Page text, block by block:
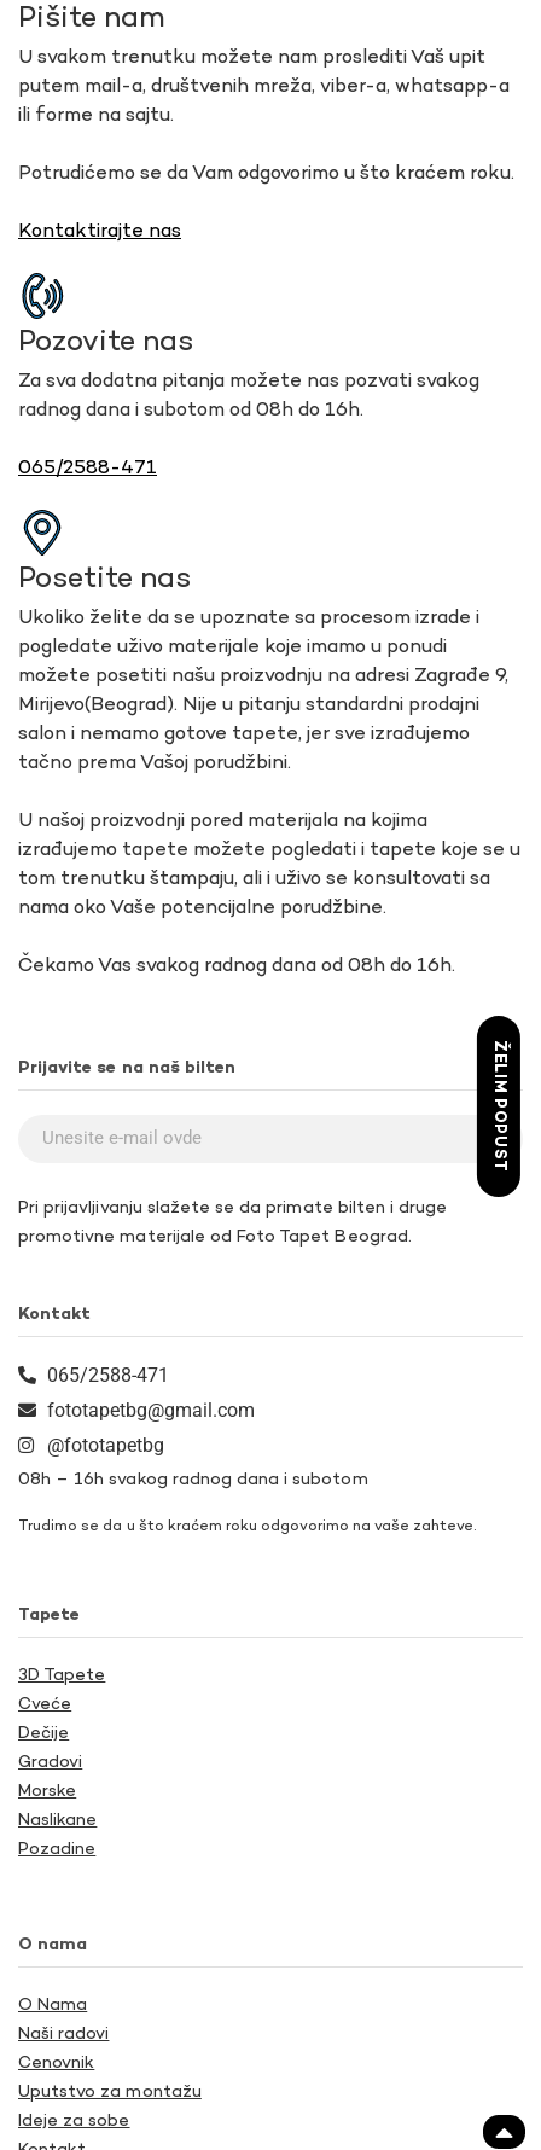
Pišite nam
U svakom trenutku možete nam proslediti Vaš upit
putem mail-a, društvenih mreža, viber-a, whatsapp-a
ili forme na sajtu.
Potrudićemo se da Vam odgovorimo u što kraćem roku.
Kontaktirajte nas
Pozovite nas
Za sva dodatna pitanja možete nas pozvati svakog
radnog dana i subotom od 08h do 16h.
065/2588-471
Posetite nas
Ukoliko želite da se upoznate sa procesom izrade i
pogledate uživo materijale koje imamo u ponudi
možete posetiti našu proizvodnju na adresi Zagrađe 9,
Mirijevo(Beograd). Nije u pitanju standardni prodajni
salon i nemamo gotove tapete, jer sve izrađujemo
tačno prema Vašoj porudžbini.
U našoj proizvodnji pored materijala na kojima
izrađujemo tapete možete pogledati i tapete koje se u
tom trenutku štampaju, ali i uživo se konsultovati sa
nama oko Vaše potencijalne porudžbine.
Čekamo Vas svakog radnog dana od 08h do 16h.
Prijavite se na naš bilten
Pri prijavljivanju slažete se da primate bilten i druge
promotivne materijale od Foto Tapet Beograd.
Kontakt
065/2588-471
fototapetbg@gmail.com
@fototapetbg
08h – 16h svakog radnog dana i subotom
Trudimo se da u što kraćem roku odgovorimo na vaše zahteve.
Tapete
3D Tapete
Cveće
Dečije
Gradovi
Morske
Naslikane
Pozadine
O nama
O Nama
Naši radovi
Cenovnik
Uputstvo za montažu
Ideje za sobe
ŽELIM POPUST